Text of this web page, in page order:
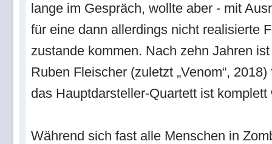
lange im Gespräch, wollte aber - mit
für eine dann allerdings nicht realisierte
zustande kommen. Nach zehn Jahren
Ruben Fleischer (zuletzt „Venom“,
das Hauptdarsteller-Quartett ist
Während sich fast alle Menschen in